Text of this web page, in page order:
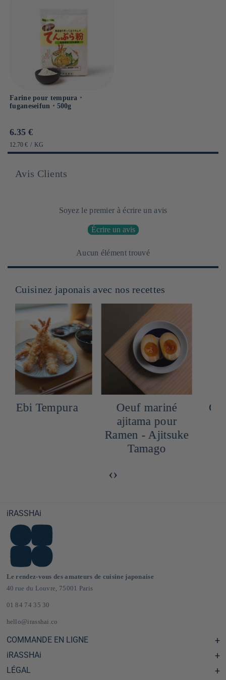
Farine pour tempura ⋅
fuganeseifun ⋅ 500g
Prix
habituel
6.35 €
PRIX
UNITAIRE
12.70 € / PAR
KG
Avis Clients
Soyez le premier à écrire un avis
Écrire un avis
Aucun élément trouvé
Cuisinez japonais avec nos recettes
Oeuf mariné
Chashu de porc
pour ramen
‹›
iRASSHAi
Le rendez-vous des amateurs de cuisine japonaise
40 rue du Louvre, 75001 Paris
01 84 74 35 30
hello@irasshai.co
COMMANDE EN LIGNE
Centre d'aide & FAQ
Livraison et frais de port en France & Europe
iRASSHAi
Les horaires du 40 rue du Louvre, Paris
LÉGAL